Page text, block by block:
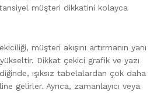
müşteri dikkatini kolayca
müşteri akışını artırmanın yanı
Dikkat çekici grafik ve yazı
ışıksız tabelalardan çok daha
gelirler. Ayrıca, zamanlayıcı veya